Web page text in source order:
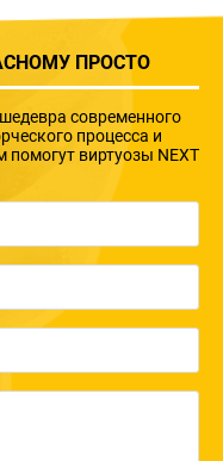
ПРОСТО
современного
процесса и
помогут виртуозы NEXT